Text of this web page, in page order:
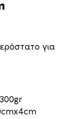
για